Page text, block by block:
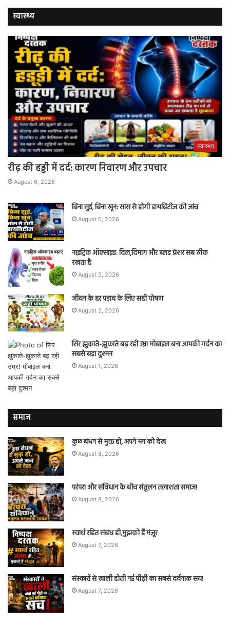
स्वास्थ्य
स्वास्थ्य
रीढ़ की हड्डी में दर्द: कारण निवारण और उपचार
August 6, 2026
बिना सुई, बिना खून: सांस से होगी डायबिटीज की जांच
August 6, 2026
नाइट्रिक ऑक्साइड: दिल,दिमाग और ब्लड प्रेशर सब ठीक
रखता है
August 3, 2026
जीवन के हर पड़ाव के लिए सही पोषण
August 2, 2026
सिर झुकाते-झुकाते बढ़ रही उम्र! मोबाइल बना आपकी गर्दन का
सबसे बड़ा दुश्मन
August 1, 2026
समाज
कुछ बंधन से मुक्त हो, अपने मन को देख
August 8, 2026
परंपरा और संविधान के बीच संतुलन तलाशता समाज!
August 8, 2026
स्वार्थ रहित संबंध ही,मुझको हैं मंज़ूर
August 7, 2026
संस्कारों से खाली होती नई पीढ़ी का सबसे दर्दनाक सच!
August 7, 2026